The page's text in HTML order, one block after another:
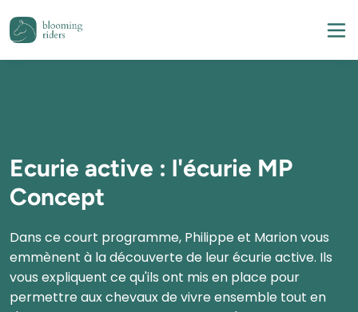
Ecurie active : l'écurie MP
Concept
Dans ce court programme, Philippe et Marion vous
emmènent à la découverte de leur écurie active. Ils
vous expliquent ce qu'ils ont mis en place pour
permettre aux chevaux de vivre ensemble tout en